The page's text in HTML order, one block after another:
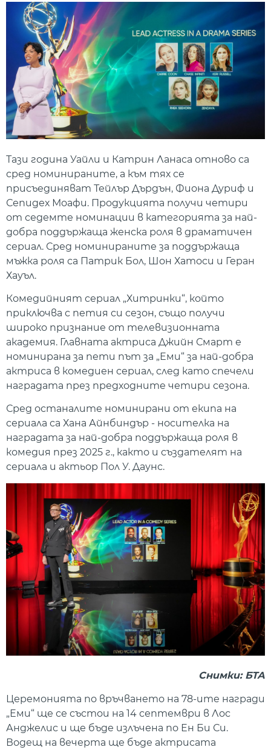
Тази година Уайли и Катрин Ланаса отново са
сред номинираните, а към тях се
присъединяват Тейлър Дърдън, Фиона Дуриф и
Сепидех Моафи. Продукцията получи четири
от седемте номинации в категорията за най-
добра поддържаща женска роля в драматичен
сериал. Сред номинираните за поддържаща
мъжка роля са Патрик Бол, Шон Хатоси и Геран
Хауъл.
Комедийният сериал „Хитринки“, който
приключва с петия си сезон, също получи
широко признание от телевизионната
академия. Главната актриса Джийн Смарт е
номинирана за пети път за „Еми“ за най-добра
актриса в комедиен сериал, след като спечели
наградата през предходните четири сезона.
Сред останалите номинирани от екипа на
сериала са Хана Айнбиндър - носителка на
наградата за най-добра поддържаща роля в
комедия през 2025 г., както и създателят на
сериала и актьор Пол У. Даунс.
Снимки: БТА
Церемонията по връчването на 78-ите награди
„Еми“ ще се състои на 14 септември в Лос
Анджелис и ще бъде излъчена по Ен Би Си.
Водещ на вечерта ще бъде актрисата